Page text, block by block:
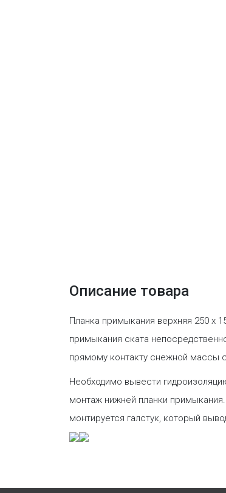
Описание товара
Планка примыкания верхняя 250 х
примыкания ската
прямому контакту снежной массы
Необходимо вывести
монтаж нижней планки
монтируется галстук, который